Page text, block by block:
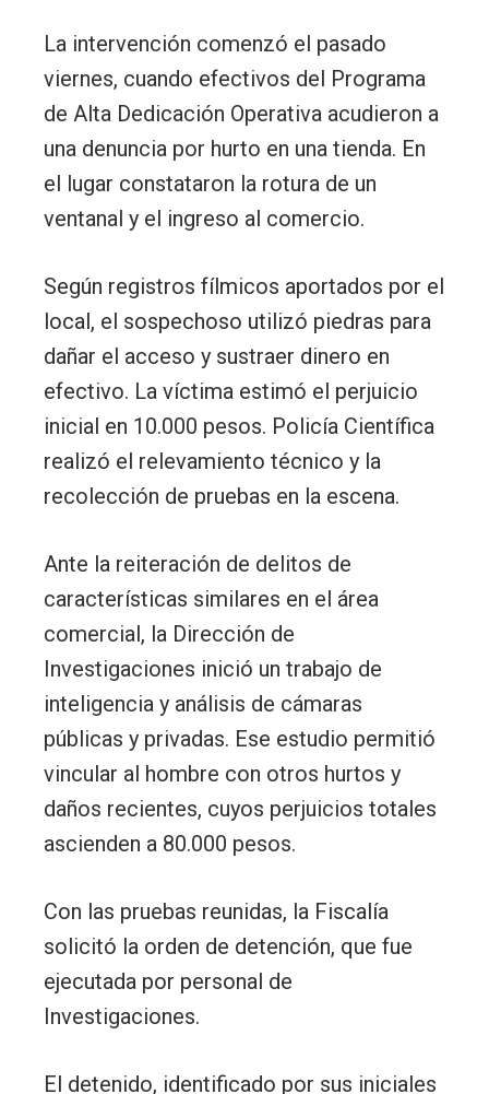
La intervención comenzó el pasado
viernes, cuando efectivos del Programa
de Alta Dedicación Operativa acudieron a
una denuncia por hurto en una tienda. En
el lugar constataron la rotura de un
ventanal y el ingreso al comercio.
Según registros fílmicos aportados por el
local, el sospechoso utilizó piedras para
dañar el acceso y sustraer dinero en
efectivo. La víctima estimó el perjuicio
inicial en 10.000 pesos. Policía Científica
realizó el relevamiento técnico y la
recolección de pruebas en la escena.
Ante la reiteración de delitos de
características similares en el área
comercial, la Dirección de
Investigaciones inició un trabajo de
inteligencia y análisis de cámaras
públicas y privadas. Ese estudio permitió
vincular al hombre con otros hurtos y
daños recientes, cuyos perjuicios totales
ascienden a 80.000 pesos.
Con las pruebas reunidas, la Fiscalía
solicitó la orden de detención, que fue
ejecutada por personal de
Investigaciones.
El detenido, identificado por sus iniciales